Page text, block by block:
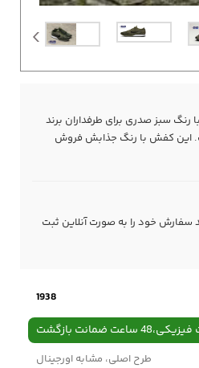
سبز صدری برای طرفداران برند
این کفش با رنگ جذابش فروش
سفارش خود را به صورت آنلاین ثبت
1938
ساعت ضمانت بازگشت
طرح اصلی، مشابه اورجینال